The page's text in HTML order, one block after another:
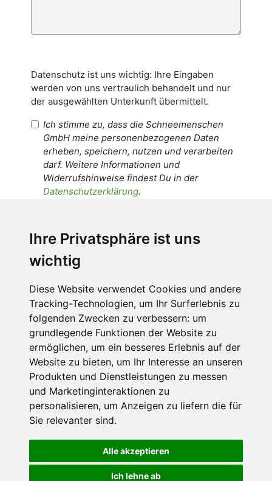
Ihre Privatsphäre ist uns
wichtig
Diese Website verwendet Cookies und andere
Tracking-Technologien, um Ihr Surferlebnis zu
folgenden Zwecken zu verbessern: um
grundlegende Funktionen der Website zu
ermöglichen, um ein besseres Erlebnis auf der
Website zu bieten, um Ihr Interesse an unseren
Produkten und Dienstleistungen zu messen
und Marketinginteraktionen zu
personalisieren, um Anzeigen zu liefern die für
Sie relevanter sind.
Alle akzeptieren
Ich lehne ab
Datenschutz ist uns wichtig: Ihre Eingaben
werden von uns vertraulich behandelt und nur
der ausgewählten Unterkunft übermittelt.
Ich stimme zu, dass die Schneemenschen
GmbH meine personenbezogenen Daten
erheben, speichern, nutzen und verarbeiten
darf. Weitere Informationen und
Widerrufshinweise findest Du in der
Datenschutzerklärung.
personenbezogenen Daten an den
Empfänger dieser Nachricht weitergeleitet
werden dürfen. Weitere Informationen und
Widerrufshinweise findest Du in der
Datenschutzerklärung.
Anfrage abschicken
Diese Seite ist durch reCAPTCHA geschützt und es
gelten die GoogleDatenschutzerklärung und
Nutzungsbedingungen.
Datenschutzbedingungen